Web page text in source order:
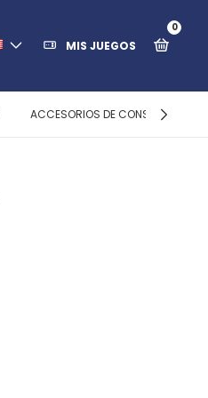
MIS JUEGOS
0
ACCESORIOS DE CONSOLAS